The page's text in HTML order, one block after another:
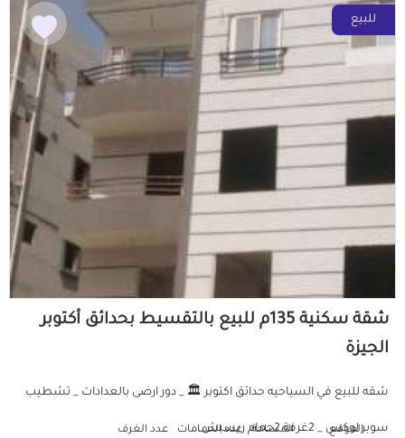
للبيع
شقة سكنية 135م للبيع بالتقسيط بحدائق أكتوبر
الجيزة
شقه للبيع في السياحيه حدائق اكتوبر 🏛️ _ دور ارضى بالعدادات _ تشطيب
سوبر لوكس _ 2غرفة 2حمام ريسبش...
الموقع المساحة عدد الحمامات عدد الغرف